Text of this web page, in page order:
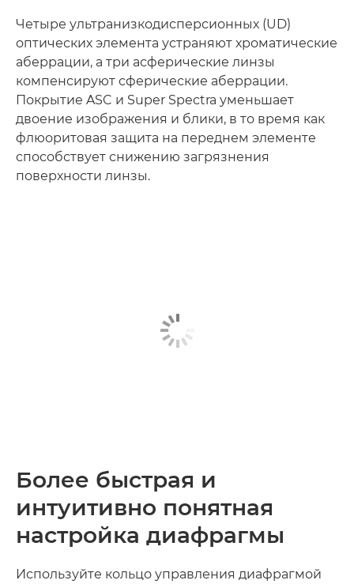
Четыре ультранизкодисперсионных (UD)
оптических элемента устраняют хроматические
аберрации, а три асферические линзы
компенсируют сферические аберрации.
Покрытие ASC и Super Spectra уменьшает
двоение изображения и блики, в то время как
флюоритовая защита на переднем элементе
способствует снижению загрязнения
поверхности линзы.
Более быстрая и
интуитивно понятная
настройка диафрагмы
Используйте кольцо управления диафрагмой